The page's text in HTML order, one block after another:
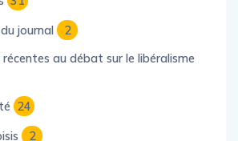
journal
2
au débat sur le libéralisme
24
2